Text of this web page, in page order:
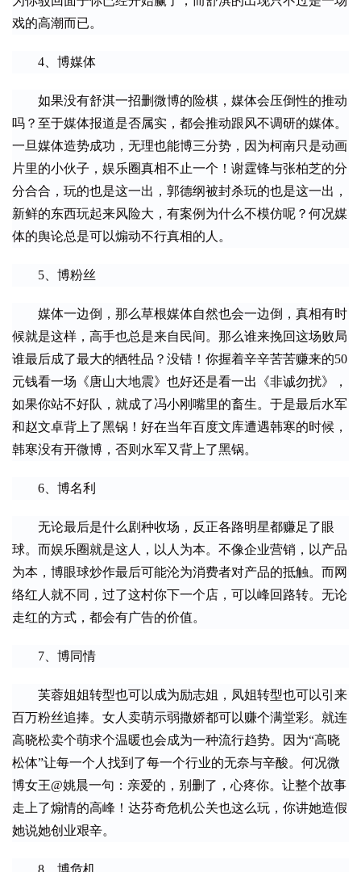
戏的高潮而已。
4、博媒体
如果没有舒淇一招删微博的险棋，媒体会压倒性的推动
吗？至于媒体报道是否属实，都会推动跟风不调研的媒体。
一旦媒体造势成功，无理也能博三分势，因为柯南只是动画
片里的小伙子，娱乐圈真相不止一个！谢霆锋与张柏芝的分
分合合，玩的也是这一出，郭德纲被封杀玩的也是这一出，
新鲜的东西玩起来风险大，有案例为什么不模仿呢？何况媒
体的舆论总是可以煽动不行真相的人。
5、博粉丝
媒体一边倒，那么草根媒体自然也会一边倒，真相有时
候就是这样，高手也总是来自民间。那么谁来挽回这场败局
谁最后成了最大的牺牲品？没错！你握着辛辛苦苦赚来的50
元钱看一场《唐山大地震》也好还是看一出《非诚勿扰》，
如果你站不好队，就成了冯小刚嘴里的畜生。于是最后水军
和赵文卓背上了黑锅！好在当年百度文库遭遇韩寒的时候，
韩寒没有开微博，否则水军又背上了黑锅。
6、博名利
无论最后是什么剧种收场，反正各路明星都赚足了眼
球。而娱乐圈就是这人，以人为本。不像企业营销，以产品
为本，博眼球炒作最后可能沦为消费者对产品的抵触。而网
络红人就不同，过了这村你下一个店，可以峰回路转。无论
走红的方式，都会有广告的价值。
7、博同情
芙蓉姐姐转型也可以成为励志姐，凤姐转型也可以引来
百万粉丝追捧。女人卖萌示弱撒娇都可以赚个满堂彩。就连
高晓松卖个萌求个温暖也会成为一种流行趋势。因为“高晓
松体”让每一个人找到了每一个行业的无奈与辛酸。何况微
博女王@姚晨一句：亲爱的，别删了，心疼你。让整个故事
走上了煽情的高峰！达芬奇危机公关也这么玩，你讲她造假
她说她创业艰辛。
8、博危机